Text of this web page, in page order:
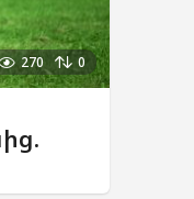
270 0